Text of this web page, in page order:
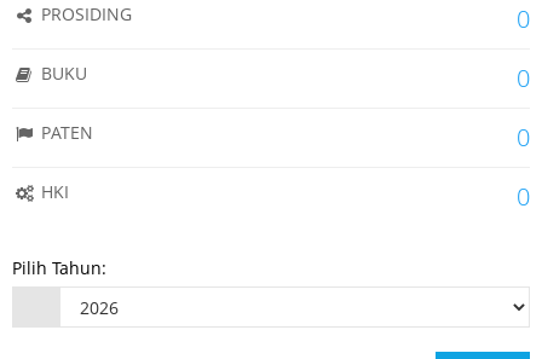
PROSIDING 0
BUKU 0
PATEN 0
HKI 0
Pilih Tahun: